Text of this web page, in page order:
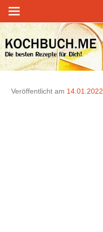
Zum
Inhalt
springen
Veröffentlicht am 14.01.2022